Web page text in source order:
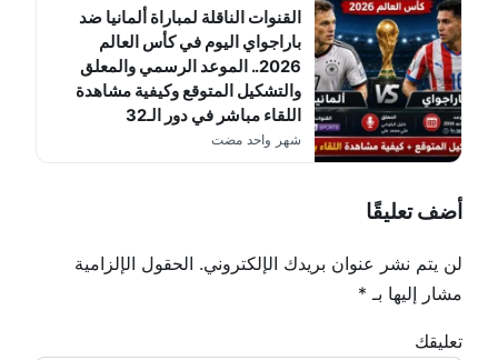
القنوات الناقلة لمباراة ألمانيا ضد
باراجواي اليوم في كأس العالم
2026.. الموعد الرسمي والمعلق
والتشكيل المتوقع وكيفية مشاهدة
اللقاء مباشر في دور الـ32
شهر واحد مضت
أضف تعليقًا
لن يتم نشر عنوان بريدك الإلكتروني. الحقول الإلزامية
مشار إليها بـ *
تعليقك